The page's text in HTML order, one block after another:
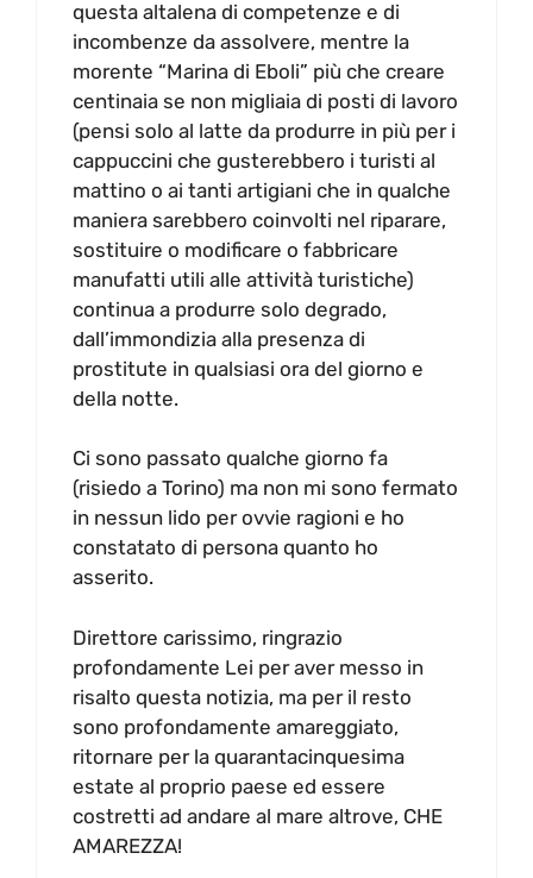
questa altalena di competenze e di
incombenze da assolvere, mentre la
morente “Marina di Eboli” più che creare
centinaia se non migliaia di posti di lavoro
(pensi solo al latte da produrre in più per i
cappuccini che gusterebbero i turisti al
mattino o ai tanti artigiani che in qualche
maniera sarebbero coinvolti nel riparare,
sostituire o modificare o fabbricare
manufatti utili alle attività turistiche)
continua a produrre solo degrado,
dall’immondizia alla presenza di
prostitute in qualsiasi ora del giorno e
della notte.
Ci sono passato qualche giorno fa
(risiedo a Torino) ma non mi sono fermato
in nessun lido per ovvie ragioni e ho
constatato di persona quanto ho
asserito.
Direttore carissimo, ringrazio
profondamente Lei per aver messo in
risalto questa notizia, ma per il resto
sono profondamente amareggiato,
ritornare per la quarantacinquesima
estate al proprio paese ed essere
costretti ad andare al mare altrove, CHE
AMAREZZA!